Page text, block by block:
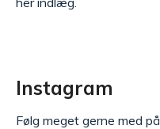
Instagram
Følg meget gerne med på